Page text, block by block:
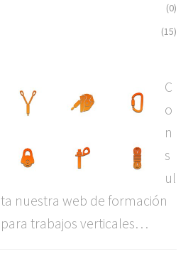
(0)
(15)
C
o
n
s
ul
ta nuestra web de formación
para trabajos verticales…